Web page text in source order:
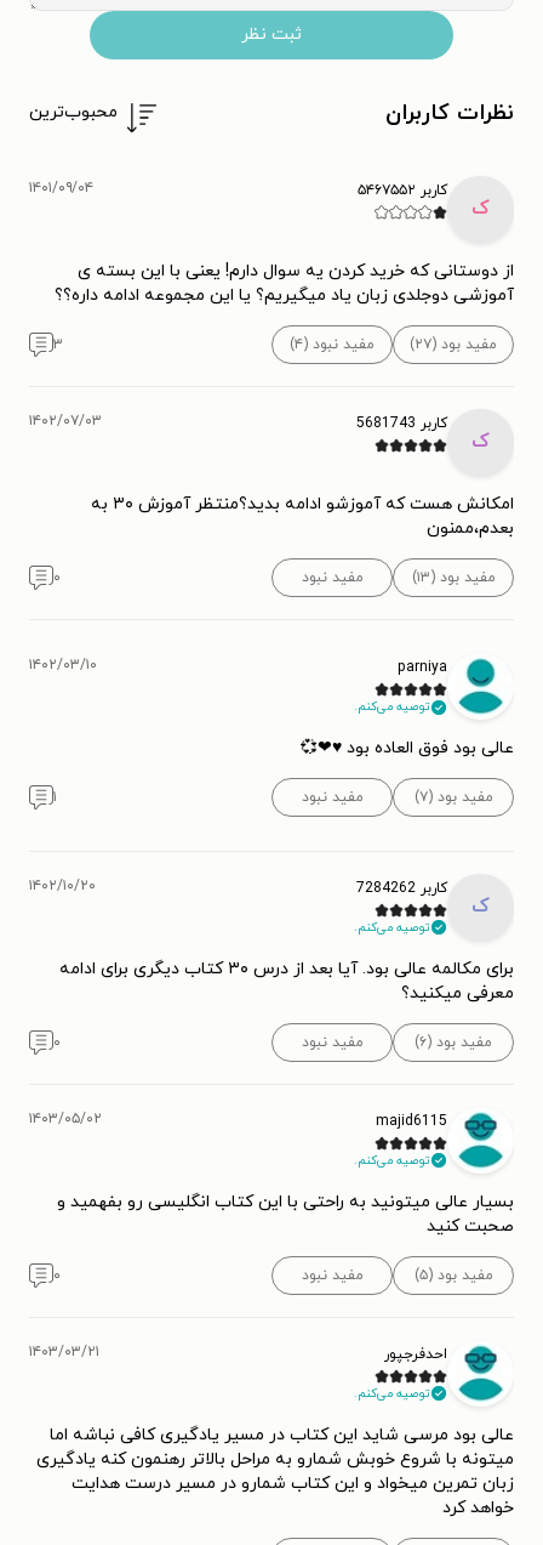
ثبت نظر
نظرات کاربران محبوب‌ترین
ک
کاربر ۵۴۶۷۵۵۲ ۱۴۰۱/۰۹/۰۴
از دوستانی که خرید کردن یه سوال دارم! یعنی با این بسته ی
آموزشی دوجلدی زبان یاد میگیریم؟ یا این مجموعه ادامه داره؟؟
مفید بود (۲۷) مفید نبود (۴) ۳
ک
کاربر 5681743 ۱۴۰۲/۰۷/۰۳
امکانش هست که آموزشو ادامه بدید؟منتظر آموزش ۳۰ به
بعدم،ممنون
مفید بود (۱۳) مفید نبود ۰
parniya
توصیه می‌کنم.
۱۴۰۲/۰۳/۱۰
عالی بود فوق العاده بود ♥❤💞
مفید بود (۷) مفید نبود ۱
ک
کاربر 7284262
توصیه می‌کنم.
۱۴۰۲/۱۰/۲۰
برای مکالمه عالی بود. آیا بعد از درس ۳۰ کتاب دیگری برای ادامه
معرفی میکنید؟
مفید بود (۶) مفید نبود ۰
majid6115
توصیه می‌کنم.
۱۴۰۳/۰۵/۰۲
بسیار عالی میتونید به راحتی با این کتاب انگلیسی رو بفهمید و
صحبت کنید
مفید بود (۵) مفید نبود ۰
احدفرجپور
توصیه می‌کنم.
۱۴۰۳/۰۳/۲۱
عالی بود مرسی شاید این کتاب در مسیر یادگیری کافی نباشه اما
میتونه با شروع خوبش شمارو به مراحل بالاتر رهنمون کنه یادگیری
زبان تمرین میخواد و این کتاب شمارو در مسیر درست هدایت
خواهد کرد